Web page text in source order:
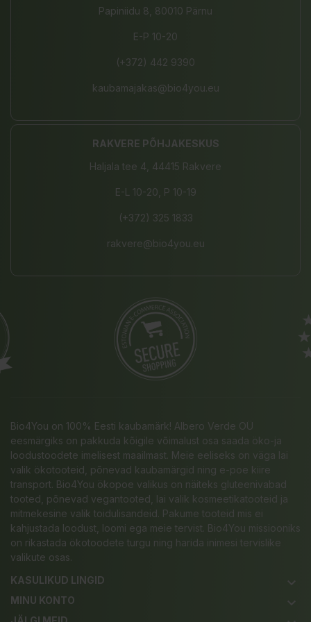
Papiniidu 8, 80010 Pärnu
E-P 10-20
(+372) 442 9390
kaubamajakas@bio4you.eu
RAKVERE PÕHJAKESKUS
Haljala tee 4, 44415 Rakvere
E-L 10-20, P 10-19
(+372) 325 1833
rakvere@bio4you.eu
Bio4You on 100% Eesti kaubamärk! Albero Verde OÜ
eesmärgiks on pakkuda kõigile võimalust osa saada öko-ja
loodustoodete imelisest maailmast. Meie eeliseks on väga lai
valik ökotooteid, põnevad kaubamärgid ning e-poe kiire
transport. Bio4You ökopoe valikus on näiteks gluteenivabad
tooted, põnevad vegantooted, lai valik kosmeetikatooteid ja
mitmekesine valik toidulisandeid. Pakume tooteid mis ei
kahjustada loodust, loomi ega meie tervist. Bio4You missiooniks
on rikastada ökotoodete turgu ning harida inimesi tervislike
valikute osas.
KASULIKUD LINGID
keyboard_arrow_down
MINU KONTO keyboard_arrow_down